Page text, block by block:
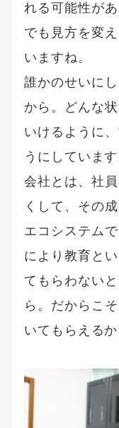
れる可能性が
でも見方を変
いますね。
誰かのせいに
から。どんな
いけるように
うにしています
会社とは、社
くして、その
エコシステム
により教育と
てもらわない
ら。だからこ
いてもらえる